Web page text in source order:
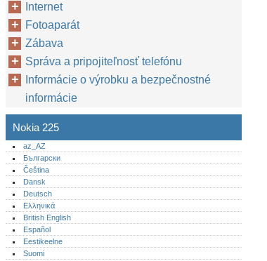
Internet
Fotoaparát
Zábava
Správa a pripojiteľnosť telefónu
Informácie o výrobku a bezpečnostné
informácie
Nokia 225
az_AZ
Български
Čeština
Dansk
Deutsch
Ελληνικά
British English
Español
Eestikeelne
Suomi